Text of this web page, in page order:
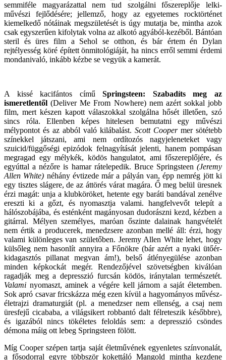
semmiféle magyarázattal nem tud szolgálni főszereplője lelki-
művészi fejlődésére; jellemző, hogy az egyetemes rocktörténet
kiemelkedő nótáinak megszületését is úgy mutatja be, mintha azok
csak egyszerűen kifolytak volna az alkotó agyából-kezéből. Bántóan
steril és üres film a Sehol se otthon, és bár értem én Dylan
rejtélyesség köré épített önmitológiáját, ha nincs erről semmi érdemi
mondanivaló, inkább kézbe se vegyük a kamerát.
A kissé kacifántos címűSpringsteen: Szabadíts meg az
ismeretlentől (Deliver Me From Nowhere) nem azért sokkal jobb
film, mert készen kapott válaszokkal szolgálna hősét illetően, szó
sincs róla. Ellenben képes hitelesen bemutatni egy művészi
mélypontot és az abból való kilábalást. Scott Coopermer sötétebb
színekkel játszani, ami nem ordítozós nagyjeleneteket vagy
szuicid/függőségi epizódok felnagyítását jelenti, hanem pompásan
megragad egy mélykék, ködös hangulatot, ami főszereplőjére, és
egyúttal a nézőre is hamar rátelepedik. Bruce Springsteen (Jeremy
Allen White) néhány évtizede már a pályán van, épp nemrég jött ki
egy tisztes slágere, de az áttörés várat magára. Ő meg belül üresnek
érzi magát: unja a klubköröket, hetente egy baráti bandával zenélve
ereszti ki a gőzt, és nyomasztja valami. hangfelvevőt telepít a
hálószobájába, és esténként magányosan dudorászni kezd, kézben a
gitárral. Mélyen személyes, maróan őszinte dalainak hangvételét
nem értik a producerek, menedzsere azonban mellé áll: érzi, hogy
valami különleges van születőben. Jeremy Allen White lehet, hogy
külsőleg nem hasonlít annyira a Főnökre (bár azért a nyaki ütőér-
kidagasztós pillanat megvan ám!), belső átlényegülése azonban
minden képkockát megér. Rendezőjével szövetségben kiválóan
ragadják meg a depresszió furcsán ködös, iránytalan természetét.
Valami nyomaszt, aminek a végére kell járnom a saját életemben.
Sok apró csavar fricskázza még ezen kívül a hagyományos művész-
életrajzi dramaturgiát (pl. a menedzser nem ellenség, a csaj nem
üresfejű cicababa, a világsikert robbantó dalt félreteszik későbbre),
és igazából nincs tökéletes feloldás sem: a depresszió csöndes
démona máig ott lebeg Springsteen fölött.
Míg Cooper szépen tartja saját életművének egyenletes színvonalát,
a fősodorral egyre többször kokettáló Mangold mintha kezdene